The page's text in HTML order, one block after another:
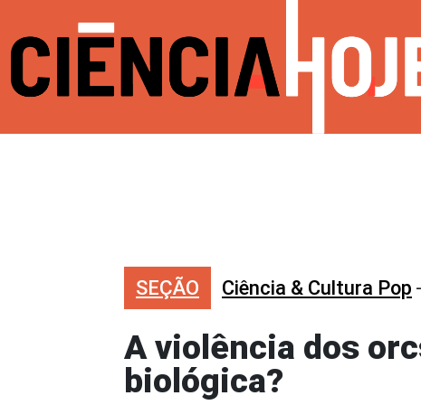
SEÇÃO Ciência & Cultura Pop -
A violência dos
biológica?